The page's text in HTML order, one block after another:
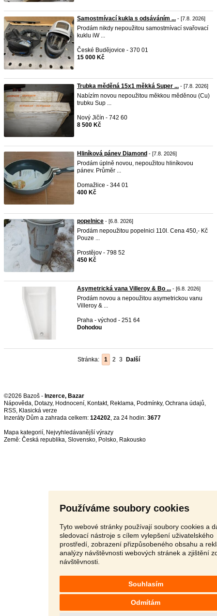
Používáme soubory cookies
Tyto webové stránky používají soubory cookies a
sledovací nástroje s cílem vylepšení uživatelského
prostředí, zobrazení přizpůsobeného obsahu a
analýzy návštěvnosti webových stránek a zjištění
návštěvnosti.
Souhlasím
Odmítám
Samostmívací kukla s odsáváním ... - [7.8. 2026]
Prodám nikdy nepoužitou samostmívací svařovací
kuklu iW ...
České Budějovice - 370 01
15 000 Kč
Trubka měděná 15x1 měkká Super ... - [7.8. 2026]
Nabízím novou nepoužitou měkkou měděnou (Cu)
trubku Sup ...
Nový Jičín - 742 60
8 500 Kč
Hliníková pánev Diamond - [7.8. 2026]
Prodám úplně novou, nepoužitou hliníkovou
pánev. Průměr ...
Domažlice - 344 01
400 Kč
popelnice - [6.8. 2026]
Prodám nepoužitou popelnici 110l. Cena 450,- Kč
Pouze ...
Prostějov - 798 52
450 Kč
Asymetrická vana Villeroy & Bo ... - [6.8. 2026]
Prodám novou a nepoužitou asymetrickou vanu
Villeroy & ...
Praha - východ - 251 64
Dohodou
Stránka: 1 2 3 Další
©2026 Bazoš - Inzerce, Bazar
Nápověda, Dotazy, Hodnocení, Kontakt, Reklama, Podmínky, Ochrana údajů,
RSS,
Inzeráty Dům a zahrada celkem: 124202, za 24 hodin: 3677
Mapa kategorií, Nejvyhledávanější výrazy
Země: Česká republika, Slovensko, Polsko, Rakousko